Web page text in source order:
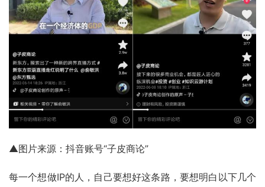
▲图片来源：抖音账号“子皮商论”
每一个想做IP的人，自己要想好这条路，要想明白以下几个